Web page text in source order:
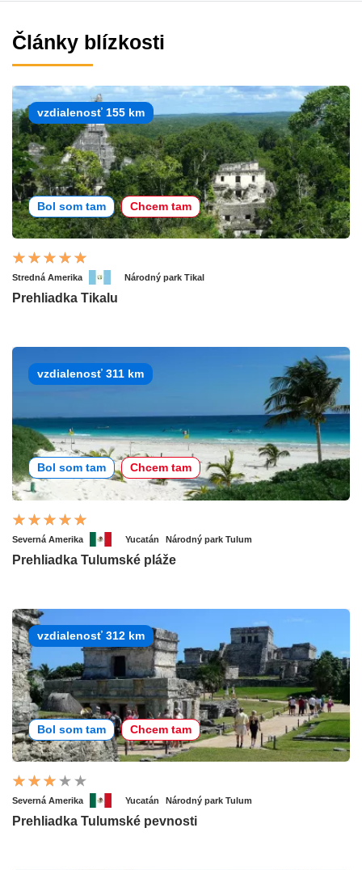
Články blízkosti
vzdialenosť 155 km
Bol som tam Chcem tam
Stredná Amerika Národný park Tikal
Prehliadka Tikalu
vzdialenosť 311 km
Bol som tam Chcem tam
Severná Amerika Yucatán Národný park Tulum
Prehliadka Tulumské pláže
vzdialenosť 312 km
Bol som tam Chcem tam
Severná Amerika Yucatán Národný park Tulum
Prehliadka Tulumské pevnosti